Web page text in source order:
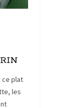
ce plat
les